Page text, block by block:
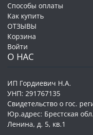
Способы оплаты
Как купить
ОТЗЫВЫ
Корзина
Войти
О НАС
ИП Гордиевич Н.А.
УНП: 291767135
Свидетельство о гос.
Юр.адрес: Брестская
Ленина, д. 5, кв.1